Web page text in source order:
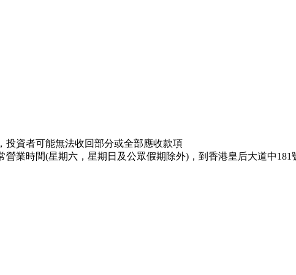
投資者可能無法收回部分或全部應收款項
業時間(星期六，星期日及公眾假期除外)，到香港皇后大道中